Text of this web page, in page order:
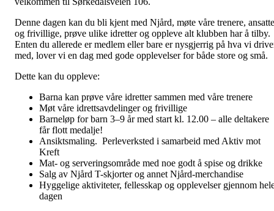
Denne dagen kan du bli kjent med Njård, møte våre trenere, ansatte
og frivillige, prøve ulike idretter og oppleve alt klubben har å tilby.
Enten du allerede er medlem eller bare er nysgjerrig på hva vi
med, lover vi en dag med gode opplevelser for både store og små.
Dette kan du oppleve:
Barna kan prøve våre idretter sammen med våre trenere
Møt våre idrettsavdelinger og frivillige
Barneløp for barn 3–9 år med start kl. 12.00 – alle deltakere
får flott medalje!
Ansiktsmaling. Perleverksted i samarbeid med Aktiv mot
Kreft
Mat- og serveringsområde med noe godt å spise og drikke
Salg av Njård T-skjorter og annet Njård-merchandise
Hyggelige aktiviteter, fellesskap og opplevelser gjennom
dagen